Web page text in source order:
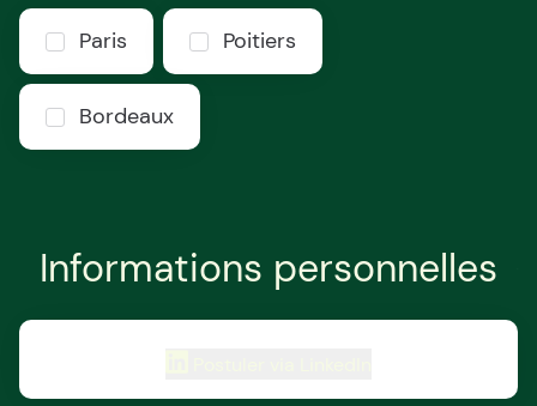
Paris Poitiers
Bordeaux
Informations personnelles